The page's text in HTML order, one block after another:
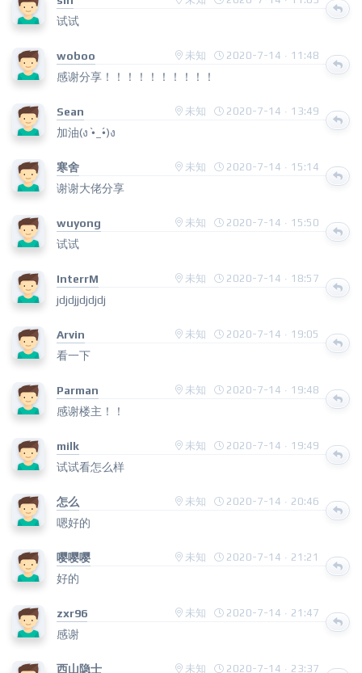
试试
woboo 未知 2020-7-14 · 11:48
感谢分享！！！！！！！！！！
Sean 未知 2020-7-14 · 13:49
加油(ง •̀_•́)ง
寒舍 未知 2020-7-14 · 15:14
谢谢大佬分享
wuyong 未知 2020-7-14 · 15:50
试试
InterrM 未知 2020-7-14 · 18:57
jdjdjjdjdjdj
Arvin 未知 2020-7-14 · 19:05
看一下
Parman 未知 2020-7-14 · 19:48
感谢楼主！！
milk 未知 2020-7-14 · 19:49
试试看怎么样
怎么 未知 2020-7-14 · 20:46
嗯好的
嘤嘤嘤 未知 2020-7-14 · 21:21
好的
zxr96 未知 2020-7-14 · 21:47
感谢
西山隐士 未知 2020-7-14 · 23:37